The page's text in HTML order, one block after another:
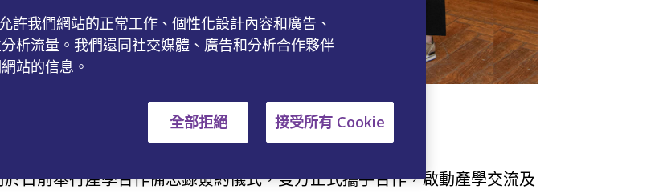
大攜手合作，簽署「藥學人才培育計畫」打造醫療產業人才庫
日前舉行產學合作備忘錄簽約儀式，雙方正式攜手合作，啟動產學交流及
許我們網站的正常工作、個性化設計內容和廣告、
析流量。我們還同社交媒體、廣告和分析合作夥伴
站的信息。
全部拒絕 接受所有 Cookie